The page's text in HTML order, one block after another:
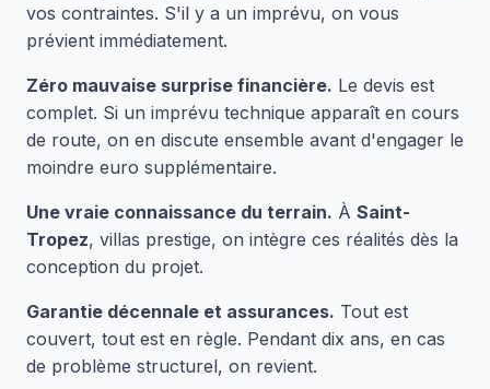
vos contraintes. S'il y a un imprévu, on vous
prévient immédiatement.
Zéro mauvaise surprise financière. Le devis est
complet. Si un imprévu technique apparaît en cours
de route, on en discute ensemble avant d'engager le
moindre euro supplémentaire.
Une vraie connaissance du terrain. À Saint-
Tropez, villas prestige, on intègre ces réalités dès la
conception du projet.
Garantie décennale et assurances. Tout est
couvert, tout est en règle. Pendant dix ans, en cas
de problème structurel, on revient.